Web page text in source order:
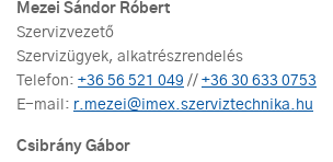
Mezei Sándor Róbert
Szervizvezető
Szervizügyek, alkatrészrendelés
Telefon: +36 56 521 049 // +36 30 633 0753
E-mail: r.mezei@imex.szerviztechnika.hu
Csibrány Gábor